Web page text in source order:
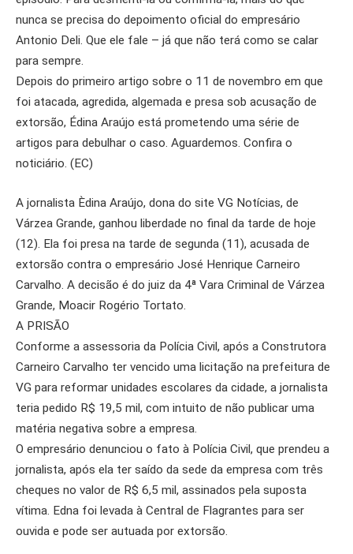
nunca se precisa do depoimento oficial do empresário
Antonio Deli. Que ele fale – já que não terá como se calar
para sempre.
Depois do primeiro artigo sobre o 11 de novembro em que
foi atacada, agredida, algemada e presa sob acusação de
extorsão, Édina Araújo está prometendo uma série de
artigos para debulhar o caso. Aguardemos. Confira o
noticiário. (EC)
A jornalista Èdina Araújo, dona do site VG Notícias, de
Várzea Grande, ganhou liberdade no final da tarde de hoje
(12). Ela foi presa na tarde de segunda (11), acusada de
extorsão contra o empresário José Henrique Carneiro
Carvalho. A decisão é do juiz da 4ª Vara Criminal de Várzea
Grande, Moacir Rogério Tortato.
A PRISÃO
Conforme a assessoria da Polícia Civil, após a Construtora
Carneiro Carvalho ter vencido uma licitação na prefeitura de
VG para reformar unidades escolares da cidade, a jornalista
teria pedido R$ 19,5 mil, com intuito de não publicar uma
matéria negativa sobre a empresa.
O empresário denunciou o fato à Polícia Civil, que prendeu a
jornalista, após ela ter saído da sede da empresa com três
cheques no valor de R$ 6,5 mil, assinados pela suposta
vítima. Edna foi levada à Central de Flagrantes para ser
ouvida e pode ser autuada por extorsão.